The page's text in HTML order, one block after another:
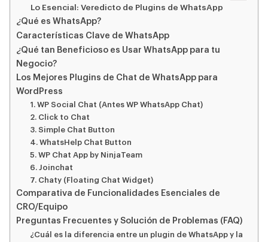
Lo Esencial: Veredicto de Plugins de WhatsApp
¿Qué es WhatsApp?
Características Clave de WhatsApp
¿Qué tan Beneficioso es Usar WhatsApp para tu
Negocio?
Los Mejores Plugins de Chat de WhatsApp para
WordPress
1. WP Social Chat (Antes WP WhatsApp Chat)
2. Click to Chat
3. Simple Chat Button
4. WhatsHelp Chat Button
5. WP Chat App by NinjaTeam
6. Joinchat
7. Chaty (Floating Chat Widget)
Comparativa de Funcionalidades Esenciales de
CRO/Equipo
Preguntas Frecuentes y Solución de Problemas (FAQ)
¿Cuál es la diferencia entre un plugin de WhatsApp y la